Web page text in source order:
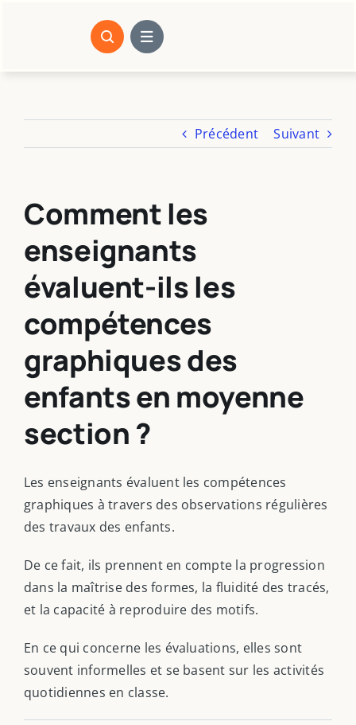
Précédent Suivant
Comment les
enseignants
évaluent-ils les
compétences
graphiques des
enfants en moyenne
section ?
Les enseignants évaluent les compétences
graphiques à travers des observations régulières
des travaux des enfants.
De ce fait, ils prennent en compte la progression
dans la maîtrise des formes, la fluidité des tracés,
et la capacité à reproduire des motifs.
En ce qui concerne les évaluations, elles sont
souvent informelles et se basent sur les activités
quotidiennes en classe.